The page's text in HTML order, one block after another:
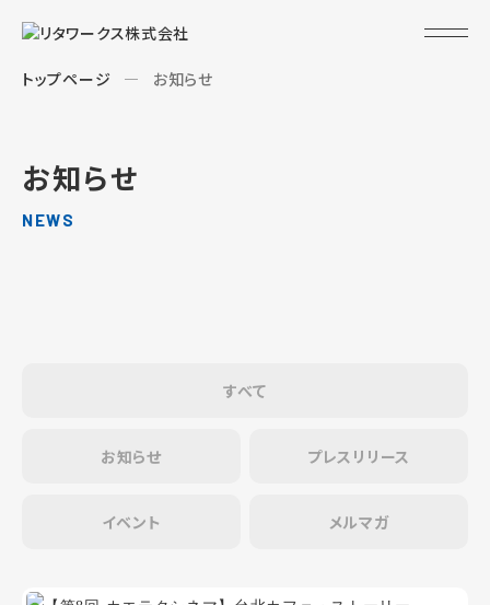
トップページ お知らせ
お知らせ
NEWS
すべて
お知らせ プレスリリース
イベント メルマガ